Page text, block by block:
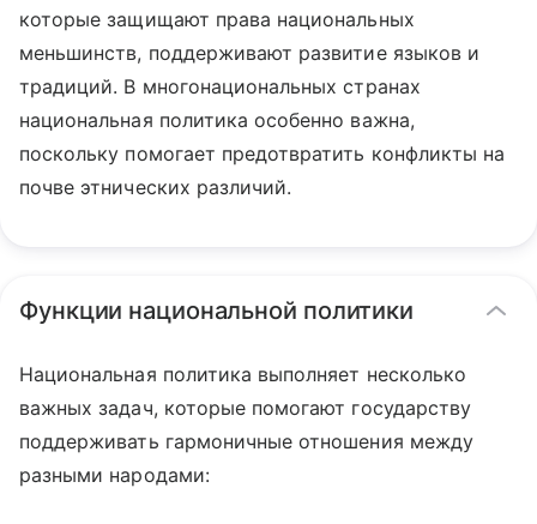
которые защищают права национальных
меньшинств, поддерживают развитие языков и
традиций. В многонациональных странах
национальная политика особенно важна,
поскольку помогает предотвратить конфликты на
почве этнических различий.
Функции национальной политики
Национальная политика выполняет несколько
важных задач, которые помогают государству
поддерживать гармоничные отношения между
разными народами: